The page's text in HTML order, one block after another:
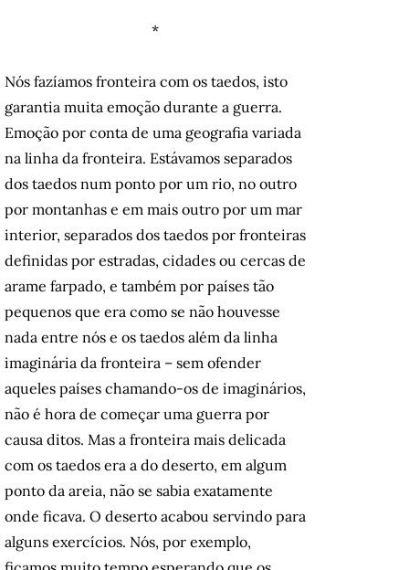
*
Nós fazíamos fronteira com os taedos, isto
garantia muita emoção durante a guerra.
Emoção por conta de uma geografia variada
na linha da fronteira. Estávamos separados
dos taedos num ponto por um rio, no outro
por montanhas e em mais outro por um mar
interior, separados dos taedos por fronteiras
definidas por estradas, cidades ou cercas de
arame farpado, e também por países tão
pequenos que era como se não houvesse
nada entre nós e os taedos além da linha
imaginária da fronteira – sem ofender
aqueles países chamando-os de imaginários,
não é hora de começar uma guerra por
causa ditos. Mas a fronteira mais delicada
com os taedos era a do deserto, em algum
ponto da areia, não se sabia exatamente
onde ficava. O deserto acabou servindo para
alguns exercícios. Nós, por exemplo,